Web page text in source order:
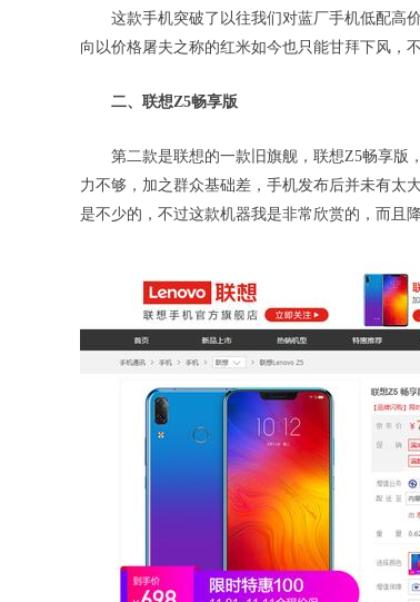
这款手机突破了以往我们对蓝厂手机低配高
向以价格屠夫之称的红米如今也只能甘拜下风，
二、联想Z5畅享版
第二款是联想的一款旧旗舰，联想Z5畅享版
力不够，加之群众基础差，手机发布后并未有太
是不少的，不过这款机器我是非常欣赏的，而且